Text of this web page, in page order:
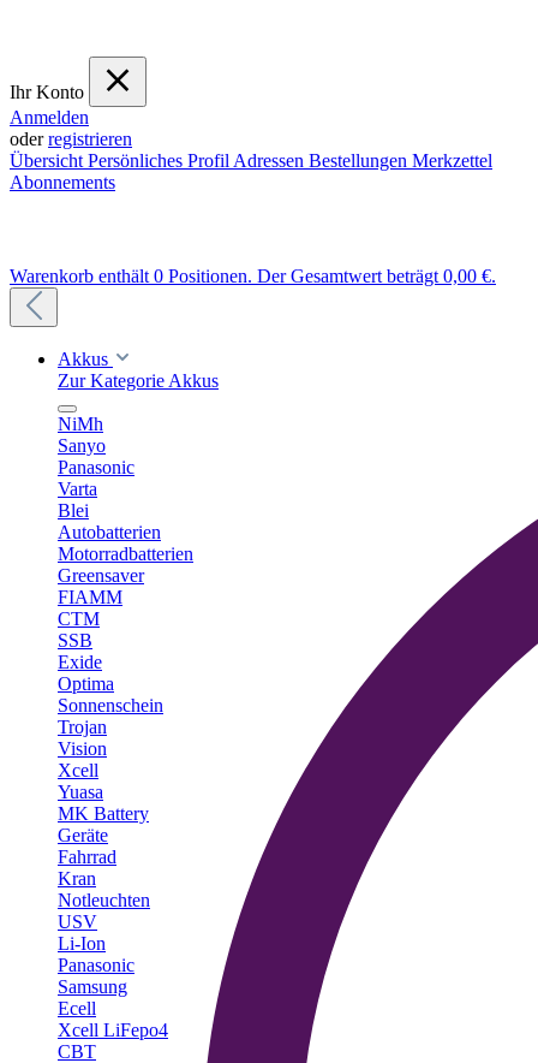
Ihr Konto
Anmelden
oderregistrieren
Übersicht Persönliches Profil Adressen Bestellungen Merkzettel
Abonnements
Warenkorb enthält 0 Positionen. Der Gesamtwert beträgt 0,00 €.
Akkus
Zur Kategorie Akkus
NiMh
Sanyo
Panasonic
Varta
Blei
Autobatterien
Motorradbatterien
Greensaver
FIAMM
CTM
SSB
Exide
Optima
Sonnenschein
Trojan
Vision
Xcell
Yuasa
MK Battery
Geräte
Fahrrad
Kran
Notleuchten
USV
Li-Ion
Panasonic
Samsung
Ecell
Xcell LiFepo4
CBT